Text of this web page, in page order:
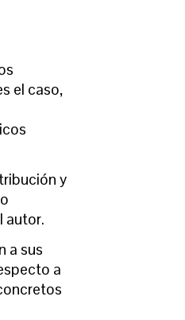
el caso,
y
autor.
a sus
a